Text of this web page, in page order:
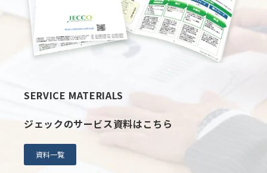
SERVICE MATERIALS
ジェックのサービス資料はこちら
資料一覧